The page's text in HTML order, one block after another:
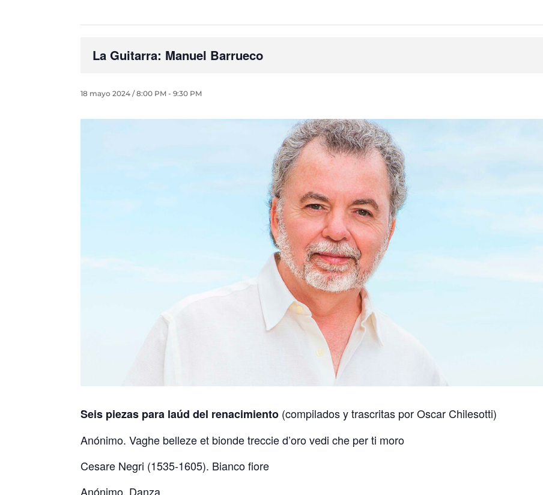
La Guitarra: Manuel Barrueco
18 mayo 2024 / 8:00 PM -9:30 PM
Seis piezas para laúd del renacimiento (compilados y trascritas por Oscar Chilesotti)
Anónimo. Vaghe belleze et bionde treccie d’oro vedi che per ti moro
Cesare Negri (1535-1605). Bianco fiore
Anónimo. Danza